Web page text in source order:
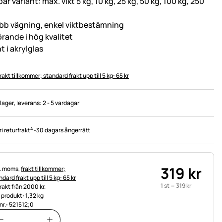
vägning, enkel viktbestämning
i hög kvalitet
i akrylglas
tillkommer; standard frakt upp till 5 kg: 65 kr
, leverans:2 - 5 vardagar
returfrakt4-30 dagars ångerrätt
moms,frakt tillkommer;
frakt upp till 5 kg: 65 kr
från 2000 kr.
1,32 kg
521512;0
319 kr
1 st =319kr